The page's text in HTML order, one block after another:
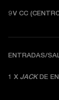
9 V CC
ENTRADAS/
1 X JACK DE